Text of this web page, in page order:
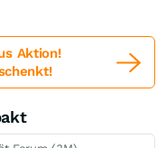
Aktion!